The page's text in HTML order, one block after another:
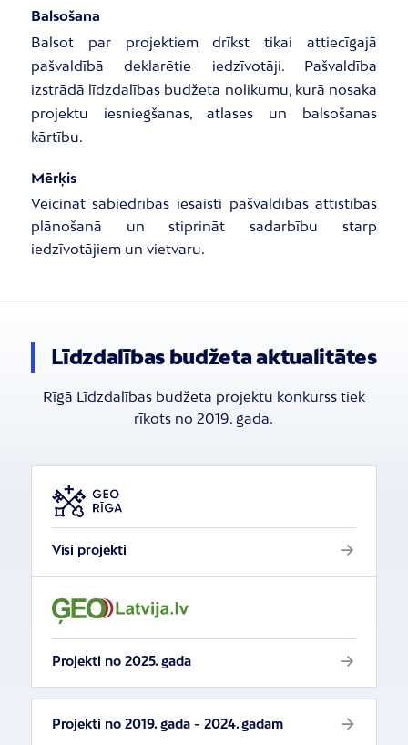
Balsošana
Balsot par projektiem drīkst tikai attiecīgajā
pašvaldībā deklarētie iedzīvotāji. Pašvaldība
izstrādā līdzdalības budžeta nolikumu, kurā nosaka
projektu iesniegšanas, atlases un balsošanas
kārtību.
Mērķis
Veicināt sabiedrības iesaisti pašvaldības attīstības
plānošanā un stiprināt sadarbību starp
iedzīvotājiem un vietvaru.
Līdzdalības budžeta aktualitātes
Rīgā Līdzdalības budžeta projektu konkurss tiek
rīkots no 2019. gada.
Visi projekti
Projekti no 2025. gada
Projekti no 2019. gada - 2024. gadam